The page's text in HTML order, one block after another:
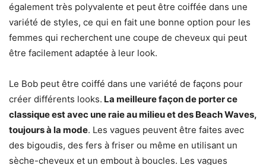
également très polyvalente et peut être coiffée dans une
variété de styles, ce qui en fait une bonne option pour les
femmes qui recherchent une coupe de cheveux qui peut
être facilement adaptée à leur look.
Le Bob peut être coiffé dans une variété de façons pour
créer différents looks. La meilleure façon de porter ce
classique est avec une raie au milieu et des Beach Waves,
toujours à la mode. Les vagues peuvent être faites avec
des bigoudis, des fers à friser ou même en utilisant un
sèche-cheveux et un embout à boucles. Les vagues